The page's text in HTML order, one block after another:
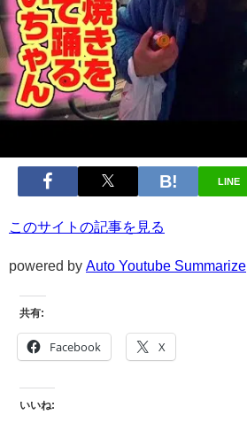
LINE
このサイトの記事を見る
powered by Auto Youtube Summarize
共有:
Facebook X
いいね: